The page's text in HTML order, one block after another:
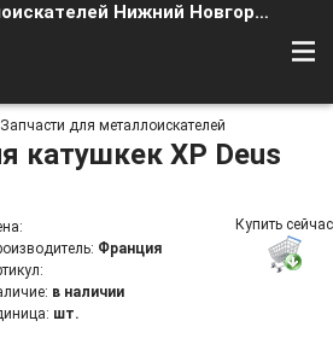
Магазин металлоискателей Нижний Новгород
Запчасти для металлоискателей
катушкек XP Deus
:
: Франция
:
: в наличии
: шт.
Купить сейчас